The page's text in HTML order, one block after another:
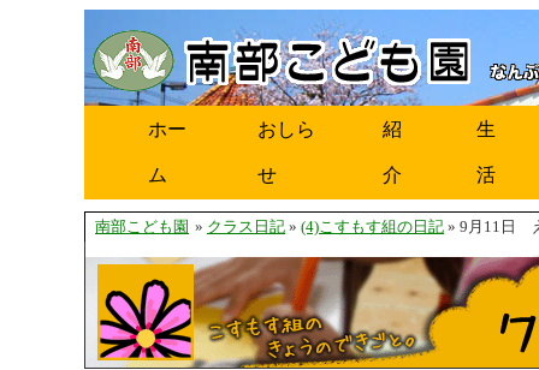
ホー
ム
おしら
せ
紹
介
生
活
南部こども園 » クラス日記 » (4)こすもす組の日記 » 9月11日